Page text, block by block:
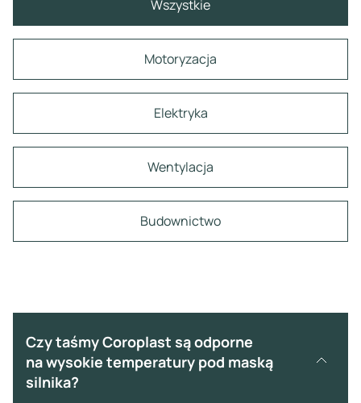
Wszystkie
Motoryzacja
Elektryka
Wentylacja
Budownictwo
Czy taśmy Coroplast są odporne
na wysokie temperatury pod maską
silnika?